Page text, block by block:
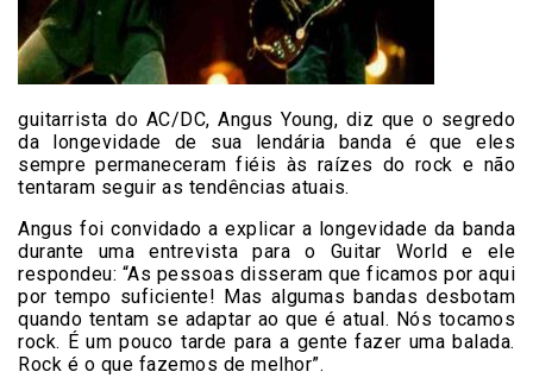
guitarrista do AC/DC, Angus Young, diz que o segredo
da longevidade de sua lendária banda é que eles
sempre permaneceram fiéis às raízes do rock e não
tentaram seguir as tendências atuais.
Angus foi convidado a explicar a longevidade da banda
durante uma entrevista para o Guitar World e ele
respondeu: “As pessoas disseram que ficamos por aqui
por tempo suficiente! Mas algumas bandas desbotam
quando tentam se adaptar ao que é atual. Nós tocamos
rock. É um pouco tarde para a gente fazer uma balada.
Rock é o que fazemos de melhor”.